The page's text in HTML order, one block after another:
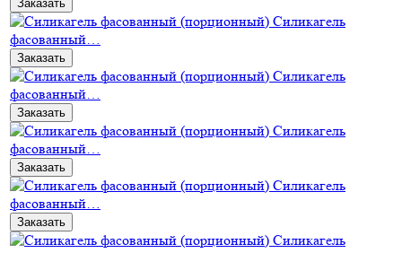
Заказать
Силикагель
фасованный…
Заказать
Силикагель
фасованный…
Заказать
Силикагель
фасованный…
Заказать
Силикагель
фасованный…
Заказать
Силикагель